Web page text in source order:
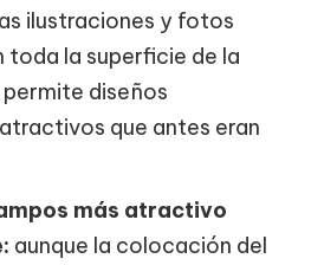
ilustraciones y fotos
toda la superficie de la
diseños
que antes eran
más atractivo
aunque la colocación del